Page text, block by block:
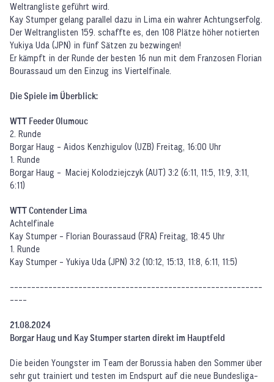
Weltrangliste geführt wird.
Kay Stumper gelang parallel dazu in Lima ein wahrer Achtungserfolg.
Der Weltranglisten 159. schaffte es, den 108 Plätze höher notierten
Yukiya Uda (JPN) in fünf Sätzen zu bezwingen!
Er kämpft in der Runde der besten 16 nun mit dem Franzosen Florian
Bourassaud um den Einzug ins Viertelfinale.
Die Spiele im Überblick:
WTT Feeder Olumouc
2. Runde
Borgar Haug - Aidos Kenzhigulov (UZB) Freitag, 16:00 Uhr
1. Runde
Borgar Haug - Maciej Kolodziejczyk (AUT) 3:2 (6:11, 11:5, 11:9, 3:11,
6:11)
WTT Contender Lima
Achtelfinale
Kay Stumper - Florian Bourassaud (FRA) Freitag, 18:45 Uhr
1. Runde
Kay Stumper - Yukiya Uda (JPN) 3:2 (10:12, 15:13, 11:8, 6:11, 11:5)
-----------------------------------------------------------
----
21.08.2024
Borgar Haug und Kay Stumper starten direkt im Hauptfeld
Die beiden Youngster im Team der Borussia haben den Sommer über
sehr gut trainiert und testen im Endspurt auf die neue Bundesliga-